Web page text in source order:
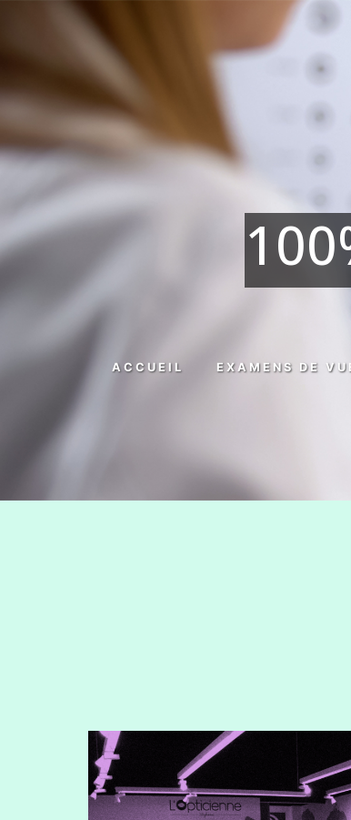
Panneau de gestion des cookies
ACCUEIL EXAMENS DE